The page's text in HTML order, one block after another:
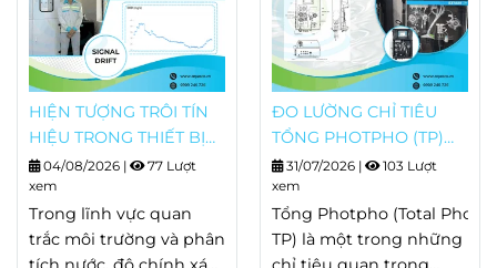
HIỆN TƯỢNG TRÔI TÍN
HIỆU TRONG THIẾT BỊ
PHÂN TÍCH LÀ GÌ?
NGUYÊN NHÂN, DẤU
HIỆU VÀ CÁCH KHẮC
PHỤC
04/08/2026 |
77 Lượt
xem
Trong lĩnh vực quan
trắc môi trường và phân
ĐO LƯỜNG CHỈ TIÊU
TỔNG PHOTPHO (TP)
BẰNG HACH EZ SERIES
31/07/2026 |
103 Lượt
xem
Tổng Photpho (Total
TP) là một trong những